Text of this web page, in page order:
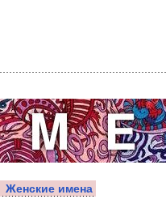
Женские имена